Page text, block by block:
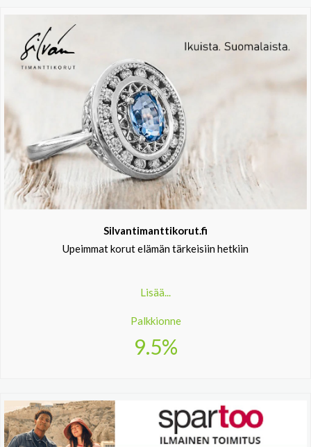
Silvantimanttikorut.fi
Upeimmat korut elämän tärkeisiin hetkiin
Lisää...
Palkkionne
9.5%